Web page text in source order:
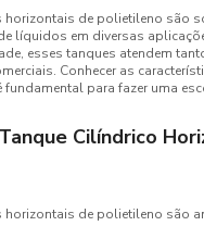
horizontais de polietileno são
líquidos em diversas
esses tanques atendem
Conhecer as
fundamental para fazer uma
Cilíndrico
horizontais de polietileno são